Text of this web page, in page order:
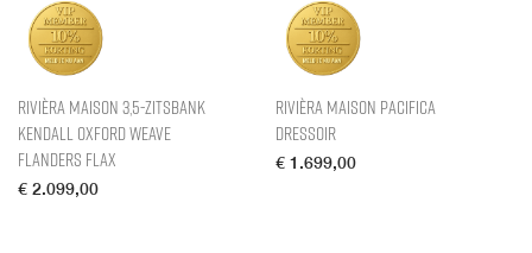
Rivièra Maison 3,5-zitsbank
Kendall Oxford Weave
Flanders Flax
€ 2.099,00
Rivièra Maison Pacifica
Dressoir
€ 1.699,00